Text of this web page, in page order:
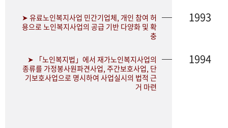
➤ 유료노인복지사업 민간기업체, 개인 참여 허
용으로 노인복지사업의 공급 기반 다양화 및 확
충
1993
➤ 「노인복지법」에서 재가노인복지사업의
종류를 가정봉사원파견사업, 주간보호사업, 단
기보호사업으로 명시하여 사업실시의 법적 근
거 마련
1994